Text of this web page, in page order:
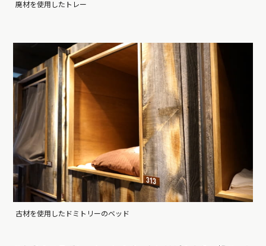
廃材を使用したトレー
古材を使用したドミトリーのベッド